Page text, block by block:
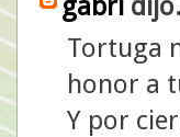
Tortuga
honor a
Y por